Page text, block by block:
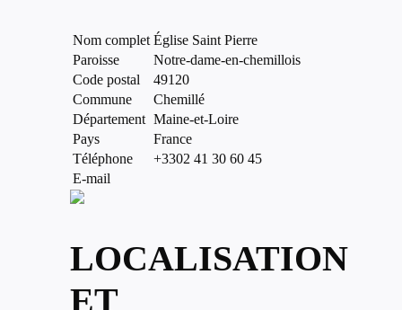
Nom complet Église Saint Pierre
Paroisse
Notre-dame-en-chemillois
Code postal
49120
Commune
Chemillé
Département Maine-et-Loire
Pays
France
Téléphone
+3302 41 30 60 45
E-mail
LOCALISATION
ET